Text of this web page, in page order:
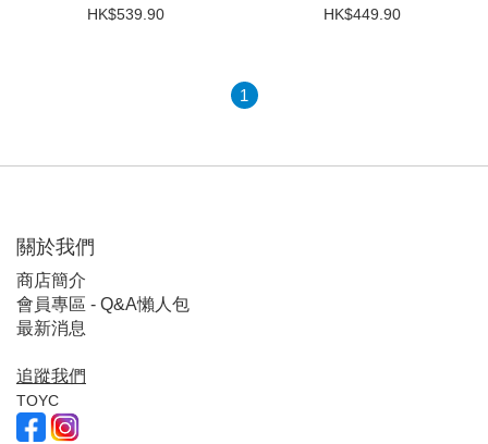
HK$539.90
HK$449.90
1
關於我們
商店簡介
會員專區 - Q&A懶人包
最新消息
追蹤我們
TOYC